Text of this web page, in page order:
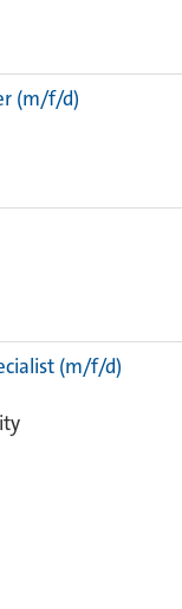
(m/f/d)
(m/f/d)